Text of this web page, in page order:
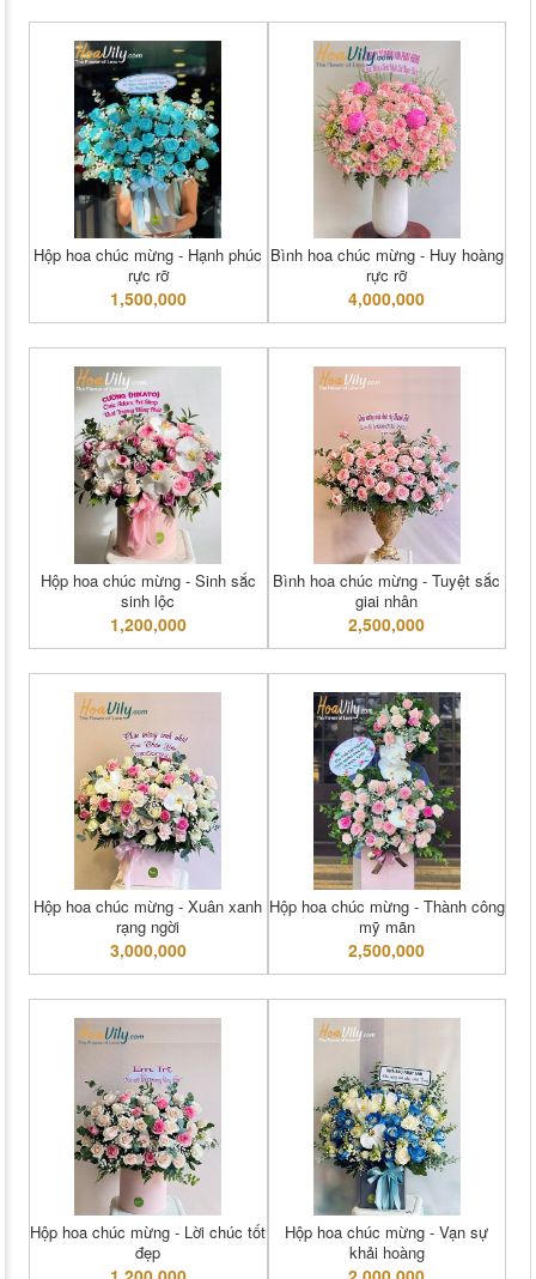
Hộp hoa chúc mừng - Hạnh phúc
rực rỡ
1,500,000
Bình hoa chúc mừng - Huy hoàng
rực rỡ
4,000,000
Hộp hoa chúc mừng - Sinh sắc
sinh lộc
1,200,000
Bình hoa chúc mừng - Tuyệt sắc
giai nhân
2,500,000
Hộp hoa chúc mừng - Xuân xanh
rạng ngời
3,000,000
Hộp hoa chúc mừng - Thành công
mỹ mãn
2,500,000
Hộp hoa chúc mừng - Lời chúc tốt
đẹp
Hộp hoa chúc mừng - Vạn sự
khải hoàng